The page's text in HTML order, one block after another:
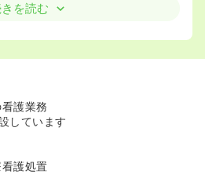
を読む
護業務
しています
護処置